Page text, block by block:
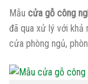
Mẫu cửa gỗ công
đã qua xử lý với khả
cửa phòng ngủ,